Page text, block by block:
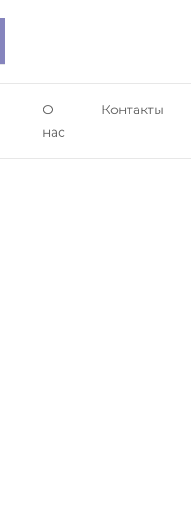
О
нас
Контакты